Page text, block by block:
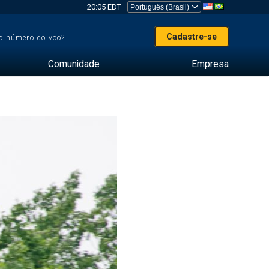
20:05 EDT
número do voo? Cadastre-se
Comunidade Empresa